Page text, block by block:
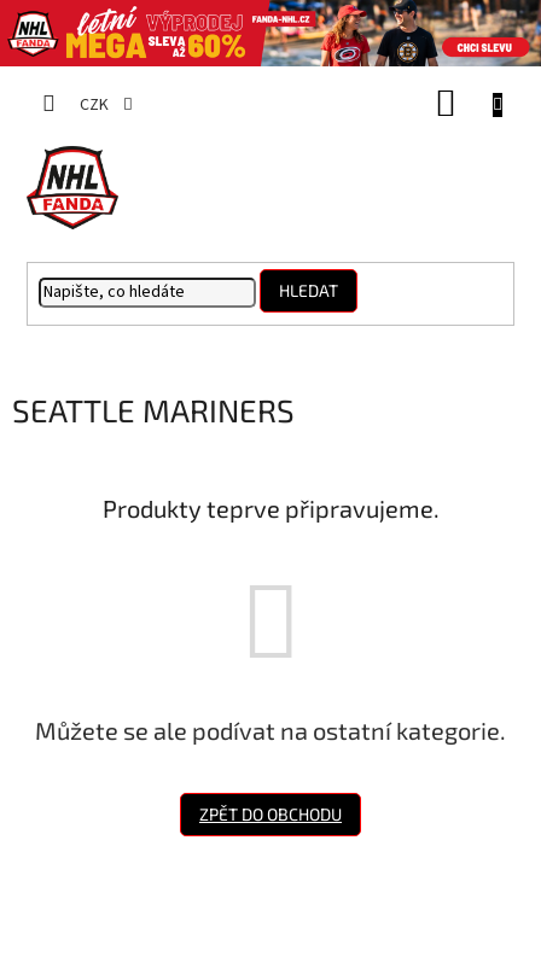
CZK
HLEDAT
SEATTLE MARINERS
Produkty teprve připravujeme.
Můžete se ale podívat na ostatní kategorie.
ZPĚT DO OBCHODU